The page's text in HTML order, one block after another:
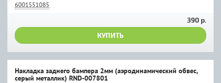
6001551085
390 р.
КУПИТЬ
Накладка заднего бампера 2мм (аэродинамический обвес,
серый металлик) RND-007801